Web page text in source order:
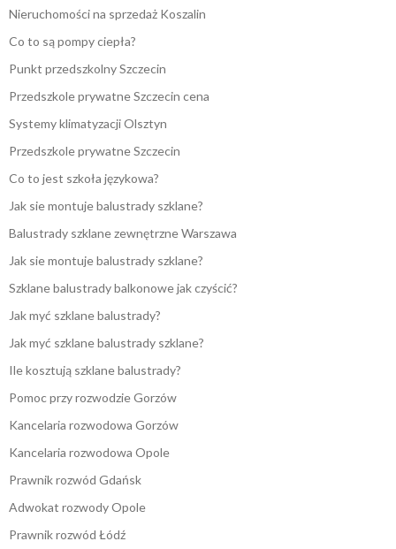
Nieruchomości na sprzedaż Koszalin
Co to są pompy ciepła?
Punkt przedszkolny Szczecin
Przedszkole prywatne Szczecin cena
Systemy klimatyzacji Olsztyn
Przedszkole prywatne Szczecin
Co to jest szkoła językowa?
Jak sie montuje balustrady szklane?
Balustrady szklane zewnętrzne Warszawa
Jak sie montuje balustrady szklane?
Szklane balustrady balkonowe jak czyścić?
Jak myć szklane balustrady?
Jak myć szklane balustrady szklane?
Ile kosztują szklane balustrady?
Pomoc przy rozwodzie Gorzów
Kancelaria rozwodowa Gorzów
Kancelaria rozwodowa Opole
Prawnik rozwód Gdańsk
Adwokat rozwody Opole
Prawnik rozwód Łódź